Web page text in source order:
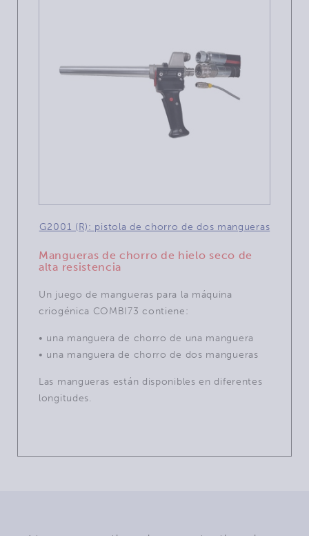
G2001 (R): pistola de chorro de dos mangueras
Mangueras de chorro de hielo seco de
alta resistencia
Un juego de mangueras para la máquina
criogénica COMBI73 contiene:
• una manguera de chorro de una manguera
• una manguera de chorro de dos mangueras
Las mangueras están disponibles en diferentes
longitudes.